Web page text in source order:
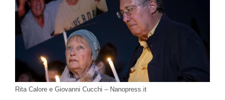
Rita Calore e Giovanni Cucchi – Nanopress.it